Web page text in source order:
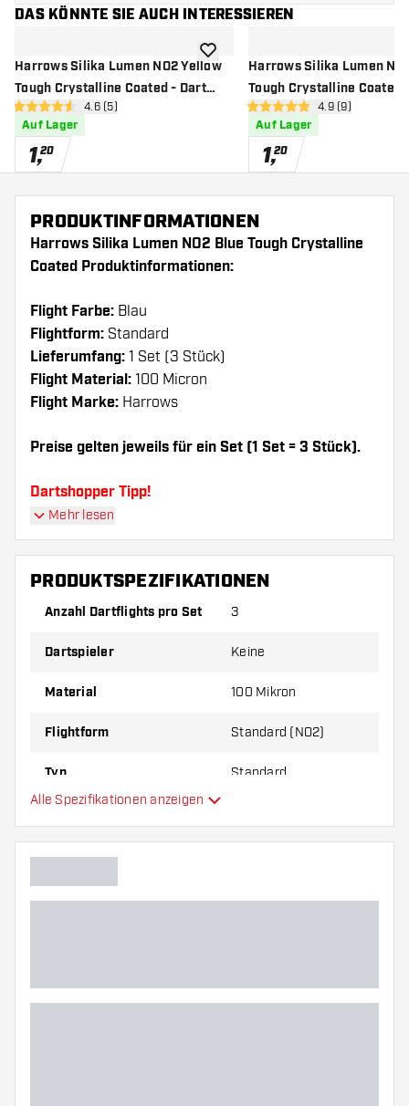
DAS KÖNNTE SIE AUCH INTERESSIEREN
Harrows Silika Lumen NO2 Yellow
Tough Crystalline Coated - Dart
Flights Bewertungsbereich öffnen
4.6 Bewertungssterne
4.6 (5)
Auf Lager
1,20
Zur Wunschliste hinzufügen
Harrows Silika Lumen
Tough Crystalline Coated
Flights
4.9 Bewertungssterne
4.9 (9)
Auf Lager
1,20
PRODUKTINFORMATIONEN
Harrows Silika Lumen NO2 Blue Tough Crystalline
Coated Produktinformationen:
Flight Farbe: Blau
Flightform: Standard
Lieferumfang: 1 Set (3 Stück)
Flight Material: 100 Micron
Flight Marke: Harrows
Preise gelten jeweils für ein Set (1 Set = 3 Stück).
Dartshopper Tipp!
Sorgen Sie für genügend Ersatz Flights und
abnutzen oder brechen.
Material oder eine andere Dicke der Flights aus,
um herauszufinden, welche Variante am besten
Mehr lesen
PRODUKTSPEZIFIKATIONEN
Anzahl Dartflights pro Set 3
Dartspieler Keine
Material 100 Mikron
Flightform Standard (NO2)
Typ Standard
Hauptfarbe
Alle Spezifikationen anzeigen